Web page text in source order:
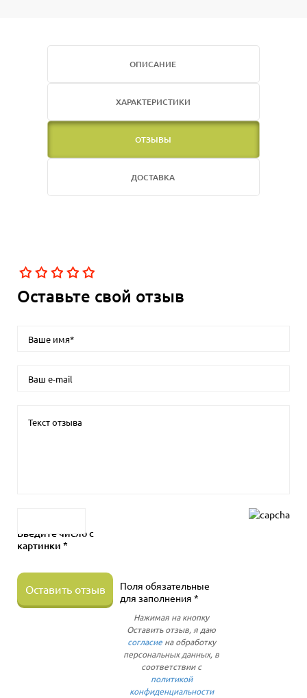
ОПИСАНИЕ
ХАРАКТЕРИСТИКИ
ОТЗЫВЫ
ДОСТАВКА
Оставьте свой отзыв
Введите число с
картинки *
Оставить отзыв
Поля обязательные
для заполнения *
Нажимая на кнопку
Оставить отзыв, я даю
согласиена обработку
персональных данных, в
соответствии с
политикой
конфиденциальности